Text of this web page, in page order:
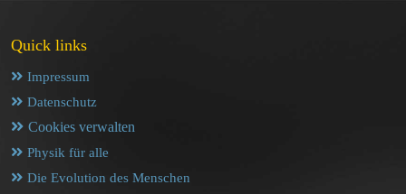
Quick links
Impressum
Datenschutz
Cookies verwalten
Physik für alle
Die Evolution des Menschen